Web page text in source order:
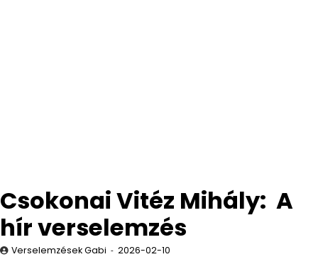
Csokonai Vitéz Mihály: A
hír verselemzés
Verselemzések Gabi 2026-02-10